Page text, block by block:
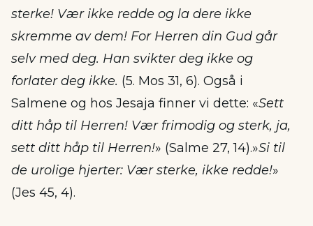
sterke! Vær ikke redde og la dere ikke
skremme av dem! For Herren din Gud går
selv med deg. Han svikter deg ikke og
forlater deg ikke. (5. Mos 31, 6). Også i
Salmene og hos Jesaja finner vi dette: «Sett
ditt håp til Herren! Vær frimodig og sterk, ja,
sett ditt håp til Herren!» (Salme 27, 14).»Si til
de urolige hjerter: Vær sterke, ikke redde!»
(Jes 45, 4).